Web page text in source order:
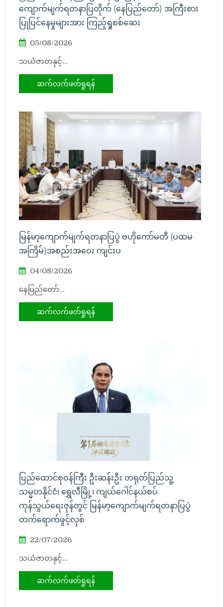
ကျောက်မျက်ရတနာပြတိုက် (နေပြည်တော်) အကြီးစား
ပြုပြင်နေမှုများအား ကြည့်ရှုစစ်ဆေး
05/08/2026
သယံဇာတနှင့်…
ဆက်လက်ဖတ်ရှုရန်
မြန်မာ့ကျောက်မျက်ရတနာပြပွဲ ဗဟိုကော်မတီ (ပထမ
အကြိမ်)အစည်းအဝေး ကျင်းပ
04/08/2026
နေပြည်တော်…
ဆက်လက်ဖတ်ရှုရန်
ပြည်ထောင်စုဝန်ကြီး ဦးဆန်းဦး တရုတ်ပြည်သူ့
သမ္မတနိုင်ငံ၊ ရွှေလီမြို့၊ ကျယ်ဂေါင်နယ်စပ်
ကုန်သွယ်ရေးဇုန်တွင် မြန်မာ့ကျောက်မျက်ရတနာပြပွဲ
တက်ရောက်ဖွင့်လှစ်
22/07/2026
သယံဇာတနှင့်…
ဆက်လက်ဖတ်ရှုရန်